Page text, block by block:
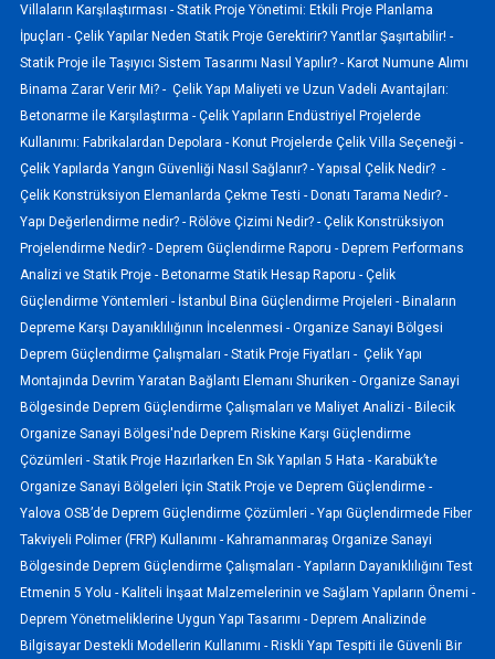
Villaların Karşılaştırması - Statik Proje Yönetimi: Etkili Proje Planlama
İpuçları - Çelik Yapılar Neden Statik Proje Gerektirir? Yanıtlar Şaşırtabilir! -
Statik Proje ile Taşıyıcı Sistem Tasarımı Nasıl Yapılır? - Karot Numune Alımı
Binama Zarar Verir Mi? - Çelik Yapı Maliyeti ve Uzun Vadeli Avantajları:
Betonarme ile Karşılaştırma - Çelik Yapıların Endüstriyel Projelerde
Kullanımı: Fabrikalardan Depolara - Konut Projelerde Çelik Villa Seçeneği -
Çelik Yapılarda Yangın Güvenliği Nasıl Sağlanır? - Yapısal Çelik Nedir? -
Çelik Konstrüksiyon Elemanlarda Çekme Testi - Donatı Tarama Nedir? -
Yapı Değerlendirme nedir? - Rölöve Çizimi Nedir? - Çelik Konstrüksiyon
Projelendirme Nedir? - Deprem Güçlendirme Raporu - Deprem Performans
Analizi ve Statik Proje - Betonarme Statik Hesap Raporu - Çelik
Güçlendirme Yöntemleri - İstanbul Bina Güçlendirme Projeleri - Binaların
Depreme Karşı Dayanıklılığının İncelenmesi - Organize Sanayi Bölgesi
Deprem Güçlendirme Çalışmaları - Statik Proje Fiyatları - Çelik Yapı
Montajında Devrim Yaratan Bağlantı Elemanı Shuriken - Organize Sanayi
Bölgesinde Deprem Güçlendirme Çalışmaları ve Maliyet Analizi - Bilecik
Organize Sanayi Bölgesi'nde Deprem Riskine Karşı Güçlendirme
Çözümleri - Statik Proje Hazırlarken En Sık Yapılan 5 Hata - Karabük’te
Organize Sanayi Bölgeleri İçin Statik Proje ve Deprem Güçlendirme -
Yalova OSB’de Deprem Güçlendirme Çözümleri - Yapı Güçlendirmede Fiber
Takviyeli Polimer (FRP) Kullanımı - Kahramanmaraş Organize Sanayi
Bölgesinde Deprem Güçlendirme Çalışmaları - Yapıların Dayanıklılığını Test
Etmenin 5 Yolu - Kaliteli İnşaat Malzemelerinin ve Sağlam Yapıların Önemi -
Deprem Yönetmeliklerine Uygun Yapı Tasarımı - Deprem Analizinde
Bilgisayar Destekli Modellerin Kullanımı - Riskli Yapı Tespiti ile Güvenli Bir